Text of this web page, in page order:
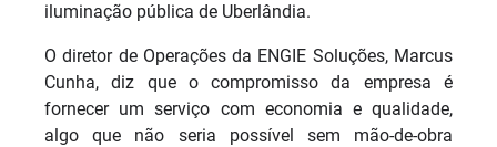
iluminação pública de Uberlândia.
O diretor de Operações da ENGIE Soluções, Marcus
Cunha, diz que o compromisso da empresa é
fornecer um serviço com economia e qualidade,
algo que não seria possível sem mão-de-obra